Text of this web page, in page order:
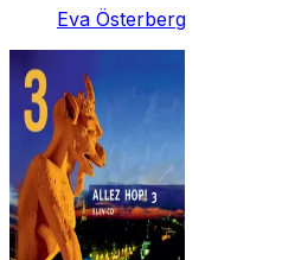
Eva Österberg